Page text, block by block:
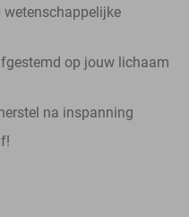
wetenschappelijke
op jouw lichaam
na inspanning